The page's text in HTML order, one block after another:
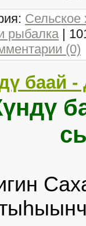
Сельское
рыбалка |
(0)
баай